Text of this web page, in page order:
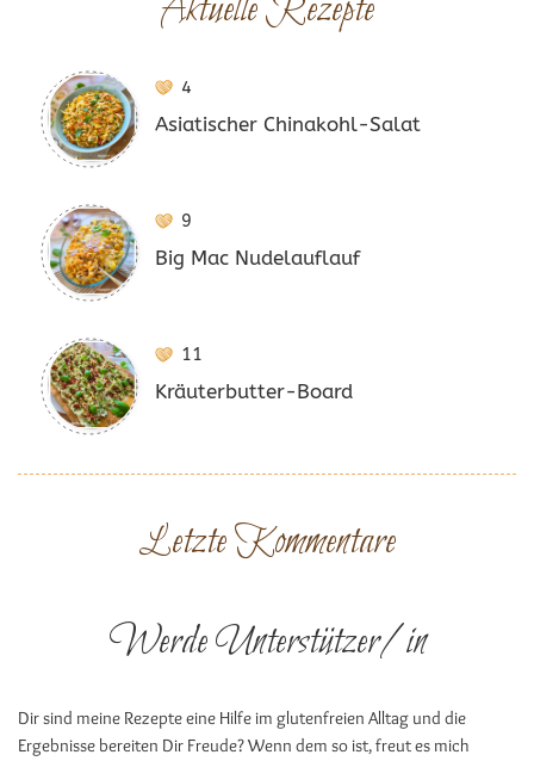
Aktuelle Rezepte
4
Asiatischer Chinakohl-Salat
9
Big Mac Nudelauflauf
11
Kräuterbutter-Board
Letzte Kommentare
Werde Unterstützer/in
Dir sind meine Rezepte eine Hilfe im glutenfreien Alltag und die
Ergebnisse bereiten Dir Freude? Wenn dem so ist, freut es mich